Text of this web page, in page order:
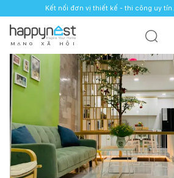
Kết nối đơn vị thiết kế - thi công uy tín.
M Ạ N G X Ã H Ộ I